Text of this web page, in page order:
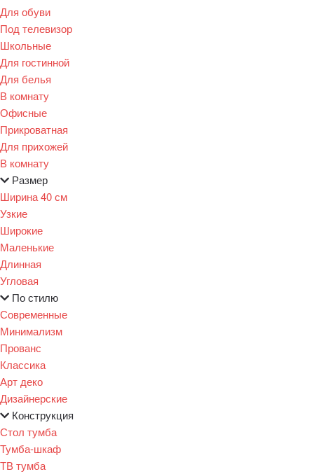
Для обуви
Под телевизор
Школьные
Для гостинной
Для белья
В комнату
Офисные
Прикроватная
Для прихожей
В комнату
Размер
Ширина 40 см
Узкие
Широкие
Маленькие
Длинная
Угловая
По стилю
Современные
Минимализм
Прованс
Классика
Арт деко
Дизайнерские
Конструкция
Стол тумба
Тумба-шкаф
ТВ тумба